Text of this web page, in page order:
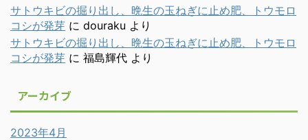
サトウキビの掘り出し、晩生の玉ねぎに止め肥、トウモロ
コシが発芽 に douraku より
サトウキビの掘り出し、晩生の玉ねぎに止め肥、トウモロ
コシが発芽 に 福島輝代 より
アーカイブ
2023年4月